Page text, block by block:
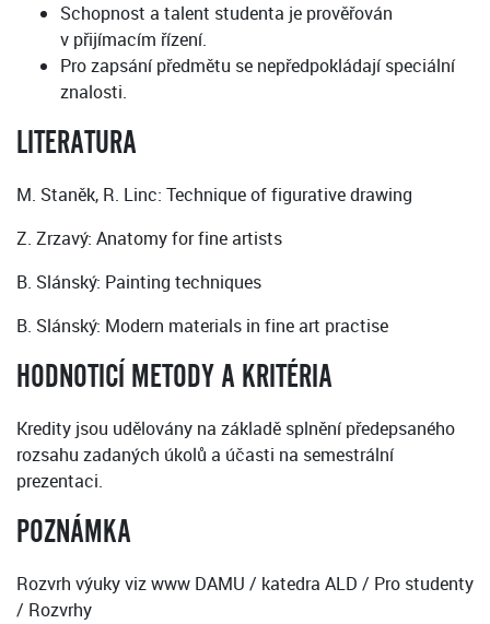
Schopnost a talent studenta je prověřován
v přijímacím řízení.
Pro zapsání předmětu se nepředpokládají speciální
znalosti.
LITERATURA
M. Staněk, R. Linc: Technique of figurative drawing
Z. Zrzavý: Anatomy for fine artists
B. Slánský: Painting techniques
B. Slánský: Modern materials in fine art practise
HODNOTICÍ METODY A KRITÉRIA
Kredity jsou udělovány na základě splnění předepsaného
rozsahu zadaných úkolů a účasti na semestrální
prezentaci.
POZNÁMKA
Rozvrh výuky viz www DAMU / katedra ALD / Pro studenty
/ Rozvrhy